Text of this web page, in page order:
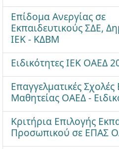
Επίδομα Ανεργίας σε
Εκπαιδευτικούς ΣΔΕ,
ΙΕΚ - ΚΔΒΜ
Ειδικότητες ΙΕΚ ΟΑΕΔ
Επαγγελματικές
Μαθητείας ΟΑΕΔ -
Κριτήρια Επιλογής
Προσωπικού σε ΕΠΑΣ